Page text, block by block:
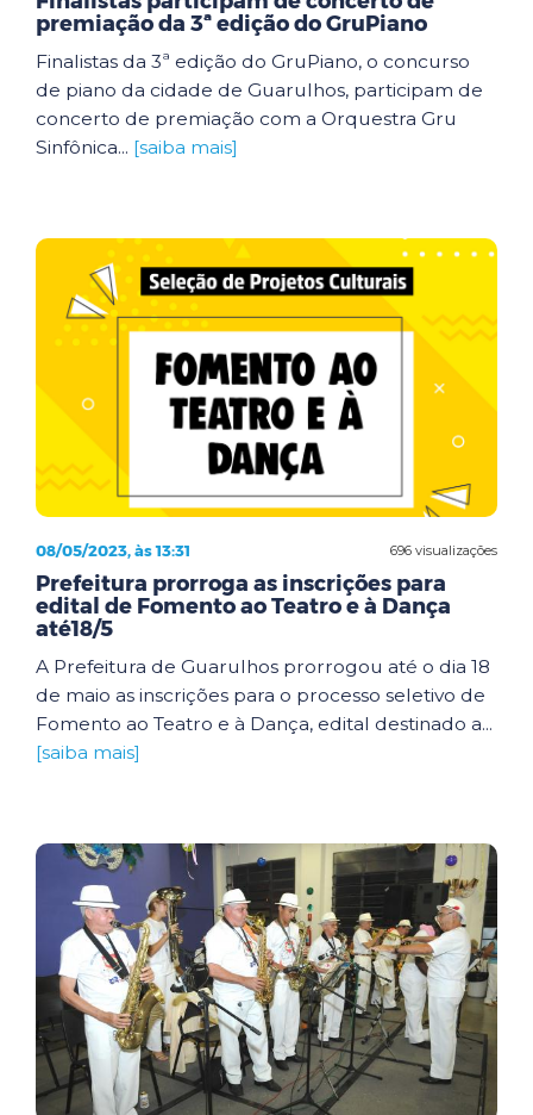
premiação da 3ª edição do GruPiano
Finalistas da 3ª edição do GruPiano, o concurso
de piano da cidade de Guarulhos, participam de
concerto de premiação com a Orquestra Gru
Sinfônica... [saiba mais]
696 visualizações
08/05/2023, às 13:31
Prefeitura prorroga as inscrições para
edital de Fomento ao Teatro e à Dança
até18/5
A Prefeitura de Guarulhos prorrogou até o dia 18
de maio as inscrições para o processo seletivo de
Fomento ao Teatro e à Dança, edital destinado a...
[saiba mais]